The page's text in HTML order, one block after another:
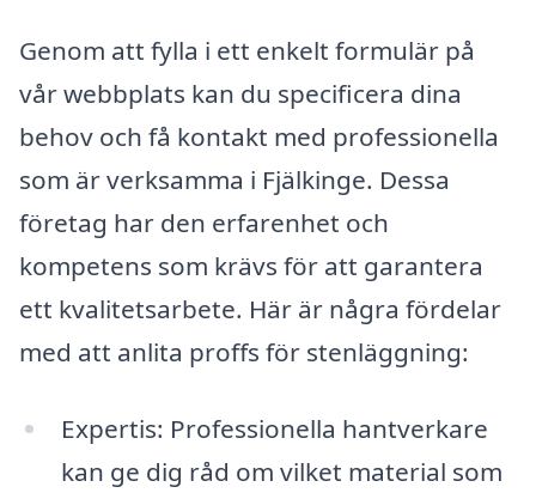
Genom att fylla i ett enkelt formulär på
vår webbplats kan du specificera dina
behov och få kontakt med professionella
som är verksamma i Fjälkinge. Dessa
företag har den erfarenhet och
kompetens som krävs för att garantera
ett kvalitetsarbete. Här är några fördelar
med att anlita proffs för stenläggning:
Expertis: Professionella hantverkare
kan ge dig råd om vilket material som